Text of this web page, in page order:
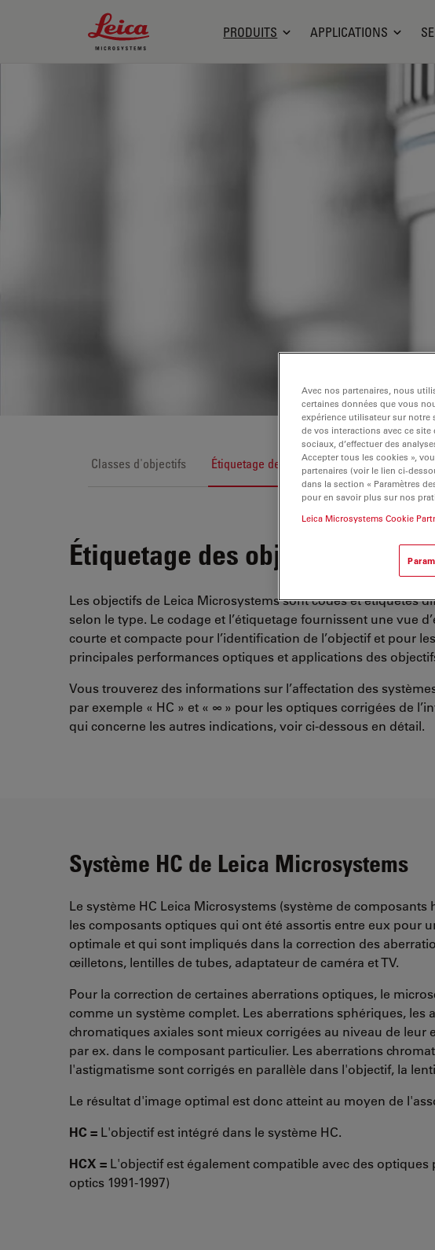
Leica Microsystems Logo
PRODUITS APPLICATIONS
Classes d'objectifs Étiquetage des objectifs
Étiquetage des objectifs
Les objectifs de Leica Microsystems sont codés et étiquetés
selon le type. Le codage et l’étiquetage fournissent une vue
courte et compacte pour l’identification de l’objectif et pour les
principales performances optiques et applications des
Vous trouverez des informations sur l’affectation des
par exemple « HC » et « ∞ » pour les optiques corrigées de
qui concerne les autres indications, voir ci-dessous en détail.
Système HC de Leica Microsystems
Le système HC Leica Microsystems (système de
les composants optiques qui ont été assortis entre eux pour
optimale et qui sont impliqués dans la correction des
œilletons, lentilles de tubes, adaptateur de caméra et TV.
Pour la correction de certaines aberrations optiques, le
comme un système complet. Les aberrations sphériques, les
chromatiques axiales sont mieux corrigées au niveau de leur
par ex. dans le composant particulier. Les aberrations
l'astigmatisme sont corrigés en parallèle dans l'objectif, la
Le résultat d'image optimal est donc atteint au moyen de
HC = L'objectif est intégré dans le système HC.
HCX = L'objectif est également compatible avec des optiques
optics 1991-1997)
Avec nos partenaires, nous
certaines données que vous
expérience utilisateur sur
de vos interactions avec ce site
sociaux, d’effectuer des
Accepter tous les cookies »,
partenaires (voir le lien ci-
dans la section « Paramètres
pour en savoir plus sur nos
Leica Microsystems Cookie